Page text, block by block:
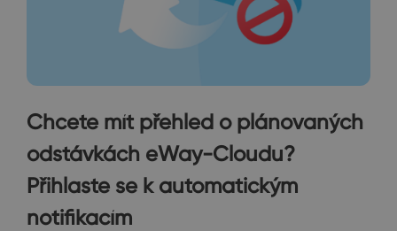
Chcete mít přehled o plánovaných
odstávkách eWay-Cloudu?
Přihlaste se k automatickým
notifikacím